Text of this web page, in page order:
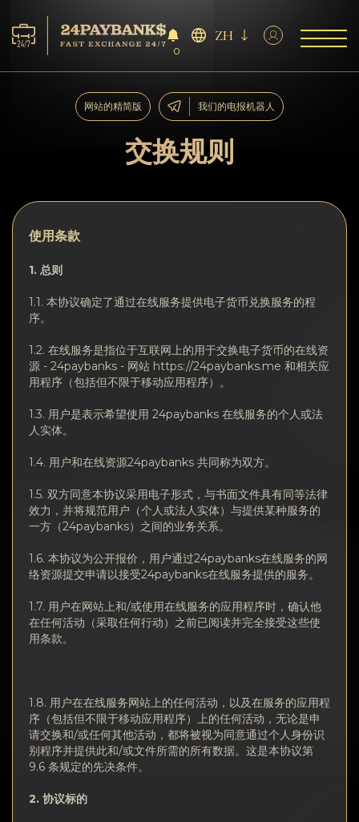
服务
反馈
规则
AML/CFT
隐私
联系方式
FAQ
名誉
网站地图
0
ZH
交换规则
网站的精简版 我们的电报机器人
使用条款
1. 总则
1.1. 本协议确定了通过在线服务提供电子货币兑换服务的程
序。
1.2. 在线服务是指位于互联网上的用于交换电子货币的在线资
源 - 24paybanks - 网站 https://24paybanks.me 和相关应
用程序（包括但不限于移动应用程序）。
1.3. 用户是表示希望使用 24paybanks 在线服务的个人或法
人实体。
1.4. 用户和在线资源24paybanks 共同称为双方。
1.5. 双方同意本协议采用电子形式，与书面文件具有同等法律
效力，并将规范用户（个人或法人实体）与提供某种服务的
一方（24paybanks）之间的业务关系。
1.6. 本协议为公开报价，用户通过24paybanks在线服务的网
络资源提交申请以接受24paybanks在线服务提供的服务。
1.7. 用户在网站上和/或使用在线服务的应用程序时，确认他
在任何活动（采取任何行动）之前已阅读并完全接受这些使
用条款。
1.8. 用户在在线服务网站上的任何活动，以及在服务的应用程
序（包括但不限于移动应用程序）上的任何活动，无论是申
请交换和/或任何其他活动，都将被视为同意通过个人身份识
别程序并提供此和/或文件所需的所有数据。这是本协议第
9.6 条规定的先决条件。
2. 协议标的